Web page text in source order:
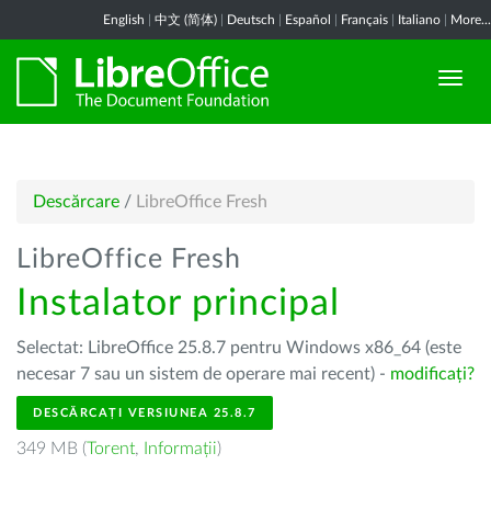
English 中文 (简体) Deutsch Español Français Italiano More...
Descărcare / LibreOffice Fresh
LibreOffice Fresh
Instalator principal
Selectat: LibreOffice 25.8.7 pentru Windows x86_64 (este
necesar 7 sau un sistem de operare mai recent) - modificați?
DESCĂRCAȚI VERSIUNEA 25.8.7
349 MB (Torent, Informații)